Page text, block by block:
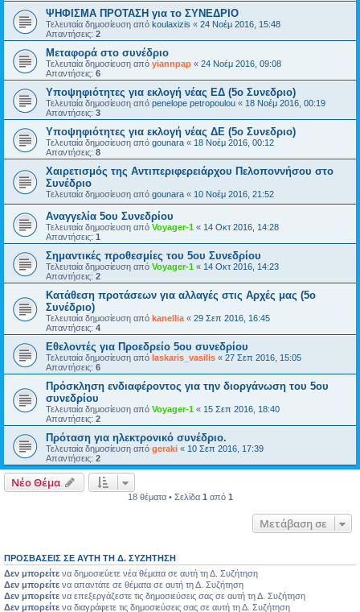
ΨΗΦΙΣΜΑ ΠΡΟΤΑΣΗ για το ΣΥΝΕΔΡΙΟ
Τελευταία δημοσίευση από koulaxizis « 24 Νοέμ 2016, 15:48
Απαντήσεις: 2
Μεταφορά στο συνέδριο
Τελευταία δημοσίευση από yiannpap « 24 Νοέμ 2016, 09:08
Απαντήσεις: 6
Υποψηφιότητες για εκλογή νέας ΕΔ (5ο Συνεδριο)
Τελευταία δημοσίευση από penelope petropoulou « 18 Νοέμ 2016, 00:19
Απαντήσεις: 3
Υποψηφιότητες για εκλογή νέας ΔΕ (5ο Συνεδριο)
Τελευταία δημοσίευση από gounara « 18 Νοέμ 2016, 00:12
Απαντήσεις: 8
Χαιρετισμός της Αντιπεριφερειάρχου Πελοποννήσου στο
Συνέδριο
Τελευταία δημοσίευση από gounara « 10 Νοέμ 2016, 21:52
Αναγγελία 5ου Συνεδρίου
Τελευταία δημοσίευση από Voyager-1 « 14 Οκτ 2016, 14:28
Απαντήσεις: 1
Σημαντικές προθεσμίες του 5ου Συνεδρίου
Τελευταία δημοσίευση από Voyager-1 « 14 Οκτ 2016, 14:23
Απαντήσεις: 2
Κατάθεση προτάσεων για αλλαγές στις Αρχές μας (5ο
Συνέδριο)
Τελευταία δημοσίευση από kanellia « 29 Σεπ 2016, 16:45
Απαντήσεις: 4
Εθελοντές για Προεδρείο 5ου συνεδρίου
Τελευταία δημοσίευση από laskaris_vasilis « 27 Σεπ 2016, 15:05
Απαντήσεις: 6
Πρόσκληση ενδιαφέροντος για την διοργάνωση του 5ου
συνεδρίου
Τελευταία δημοσίευση από Voyager-1 « 15 Σεπ 2016, 18:40
Απαντήσεις: 2
Πρόταση για ηλεκτρονικό συνέδριο.
Τελευταία δημοσίευση από geraki « 10 Σεπ 2016, 17:39
Απαντήσεις: 2
Νέο Θέμα
18 θέματα • Σελίδα 1 από 1
Μετάβαση σε
ΠΡΟΣΒΆΣΕΙΣ ΣΕ ΑΥΤΉ ΤΗ Δ. ΣΥΖΉΤΗΣΗ
Δεν μπορείτε να δημοσιεύετε νέα θέματα σε αυτή τη Δ. Συζήτηση
Δεν μπορείτε να απαντάτε σε θέματα σε αυτή τη Δ. Συζήτηση
Δεν μπορείτε να επεξεργάζεστε τις δημοσιεύσεις σας σε αυτή τη Δ. Συζήτηση
Δεν μπορείτε να διαγράφετε τις δημοσιεύσεις σας σε αυτή τη Δ. Συζήτηση